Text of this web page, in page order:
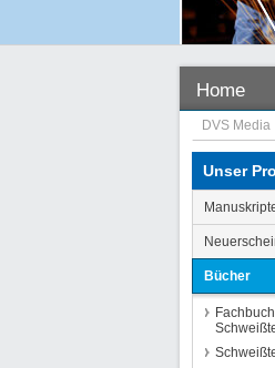
Home
DVS Media
Unser
Bücher